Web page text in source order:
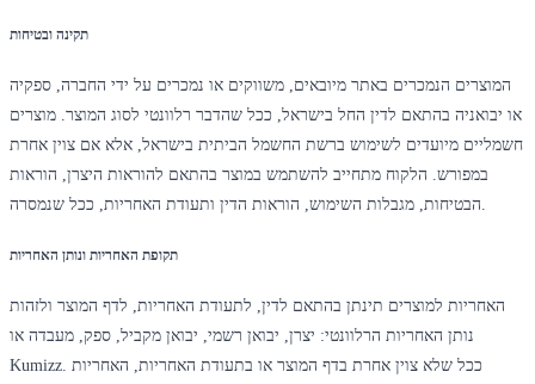
תקינה ובטיחות
המוצרים הנמכרים באתר מיובאים, משווקים או נמכרים על ידי החברה, ספקיה
או יבואניה בהתאם לדין החל בישראל, ככל שהדבר רלוונטי לסוג המוצר. מוצרים
חשמליים מיועדים לשימוש ברשת החשמל הביתית בישראל, אלא אם צוין אחרת
במפורש. הלקוח מתחייב להשתמש במוצר בהתאם להוראות היצרן, הוראות
הבטיחות, מגבלות השימוש, הוראות הדין ותעודת האחריות, ככל שנמסרה.
תקופת האחריות ונותן האחריות
האחריות למוצרים תינתן בהתאם לדין, לתעודת האחריות, לדף המוצר ולזהות
נותן האחריות הרלוונטי: יצרן, יבואן רשמי, יבואן מקביל, ספק, מעבדה או
Kumizz. ככל שלא צוין אחרת בדף המוצר או בתעודת האחריות, האחריות